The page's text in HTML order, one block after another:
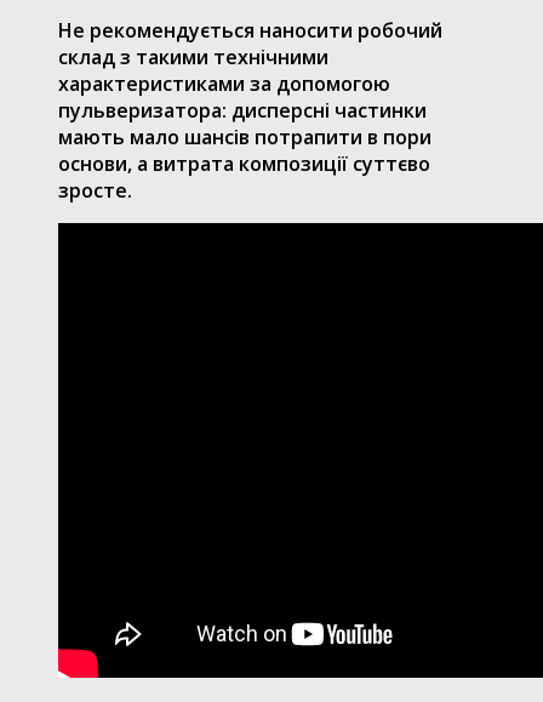
Не рекомендується наносити робочий
склад з такими технічними
характеристиками за допомогою
пульверизатора: дисперсні частинки
мають мало шансів потрапити в пори
основи, а витрата композиції суттєво
зросте.